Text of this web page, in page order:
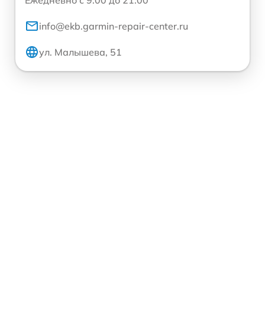
info@ekb.garmin-repair-center.ru
ул. Малышева, 51